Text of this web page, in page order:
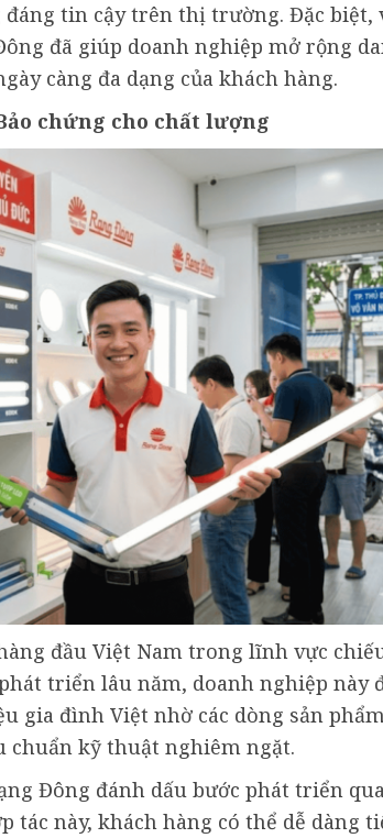
tin cậy trên thị trường. Đặc biệt,
đã giúp doanh nghiệp mở rộng
càng đa dạng của khách hàng.
chứng cho chất lượng
đầu Việt Nam trong lĩnh vực
triển lâu năm, doanh nghiệp này
gia đình Việt nhờ các dòng sản phẩm
chuẩn kỹ thuật nghiêm ngặt.
Đông đánh dấu bước phát triển
tác này, khách hàng có thể dễ dàng